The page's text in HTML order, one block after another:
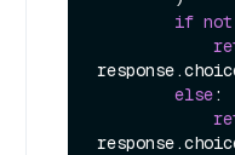
if not
else: